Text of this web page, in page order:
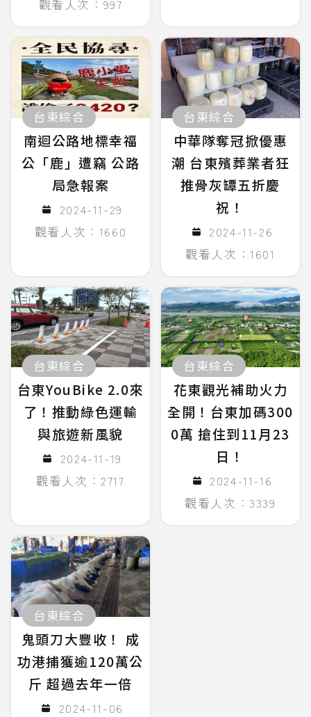
觀看人次：997
台東綜合
南迴公路地標幸福
公「鹿」遭竊 公路
局急報案
2024-11-29
觀看人次：1660
台東綜合
中華隊奪冠掀優惠
潮 台東殯葬業者狂
推骨灰罈五折慶
祝！
2024-11-26
觀看人次：1601
台東綜合
台東YouBike 2.0來
了！推動綠色運輸
與旅遊新風貌
2024-11-19
觀看人次：2717
台東綜合
花東觀光補助火力
全開！台東加碼300
0萬 搶住到11月23
日！
2024-11-16
觀看人次：3339
台東綜合
鬼頭刀大豐收！ 成
功港捕獲逾120萬公
斤 超過去年一倍
2024-11-06